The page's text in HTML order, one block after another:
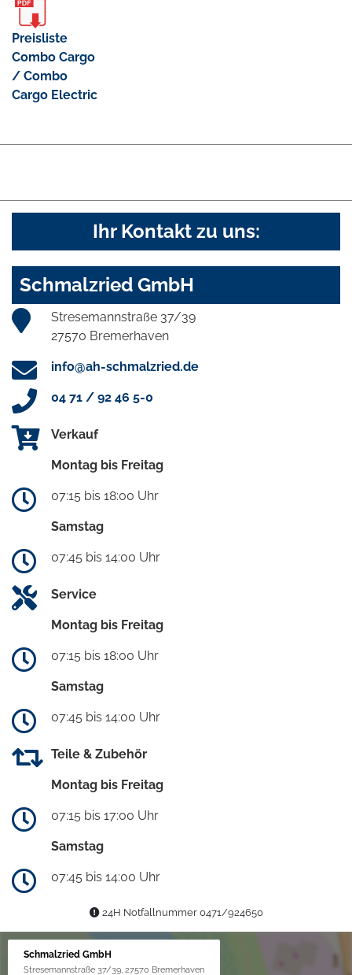
Preisliste
Combo Cargo
/ Combo
Cargo Electric
Ihr Kontakt zu uns:
Schmalzried GmbH
Stresemannstraße 37/39
27570 Bremerhaven
info@ah-schmalzried.de
04 71 / 92 46 5-0
Verkauf
Montag bis Freitag
07:15 bis 18:00 Uhr
Samstag
07:45 bis 14:00 Uhr
Service
Montag bis Freitag
07:15 bis 18:00 Uhr
Samstag
07:45 bis 14:00 Uhr
Teile & Zubehör
Montag bis Freitag
07:15 bis 17:00 Uhr
Samstag
07:45 bis 14:00 Uhr
24H Notfallnummer 0471/924650
Schmalzried GmbH
Stresemannstraße 37/39, 27570 Bremerhaven